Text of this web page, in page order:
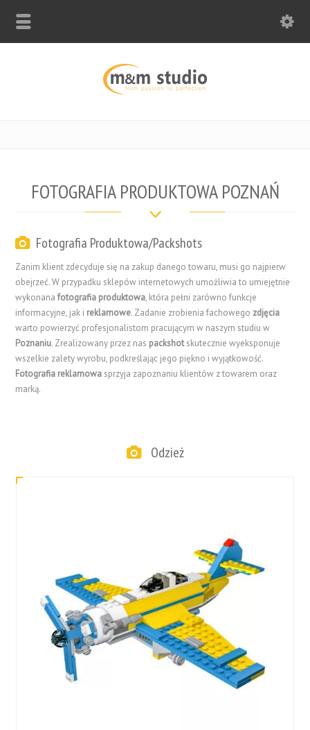
FOTOGRAFIA PRODUKTOWA POZNAŃ
Fotografia Produktowa/Packshots
Zanim klient zdecyduje się na zakup danego towaru, musi go najpierw
obejrzeć. W przypadku sklepów internetowych umożliwia to umiejętnie
wykonanafotografia produktowa, która pełni zarówno funkcje
informacyjne, jak i reklamowe. Zadanie zrobienia fachowego zdjęcia
warto powierzyć profesjonalistom pracującym w naszym studiu w
Poznaniu. Zrealizowany przez nas packshotskutecznie wyeksponuje
wszelkie zalety wyrobu, podkreślając jego piękno i wyjątkowość.
Fotografia reklamowa sprzyja zapoznaniu klientów z towarem oraz
marką.
Odzież